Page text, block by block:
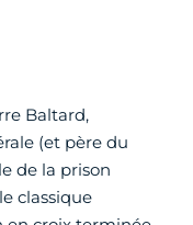
Baltard,
(et père du
de la prison
classique